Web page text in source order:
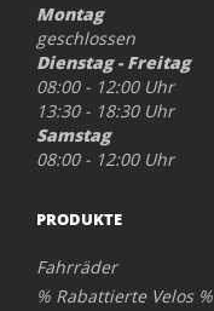
Montag
geschlossen
Dienstag - Freitag
08:00 - 12:00 Uhr
13:30 - 18:30 Uhr
Samstag
08:00 - 12:00 Uhr
PRODUKTE
Fahrräder
% Rabattierte Velos %